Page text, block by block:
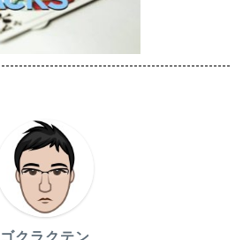
ゴクラクテン